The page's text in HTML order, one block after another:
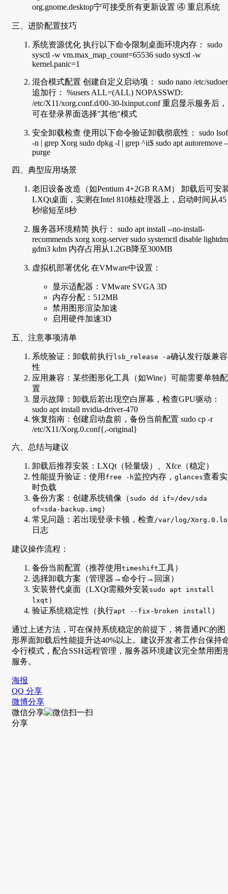
org.gnome.desktop宁可接受所有更新设置 ④ 重启系统
三、进阶配置技巧
系统资源优化 执行以下命令限制桌面环境内存： sudo
sysctl -w vm.max_map_count=65536 sudo sysctl -w
kernel.panic=1
混合模式配置 创建自定义启动项： sudo nano /etc/
追加行： %users ALL=(ALL) NOPASSWD:
/etc/X11/xorg.conf.d/00-30-lxinput.conf 重启显示服务后，
可在登录界面选择"其他"模式
安全卸载检查 使用以下命令验证卸载彻底性： sudo lsof
-n | grep Xorg sudo dpkg -l | grep ^ii$ sudo apt autoremove
purge
四、典型应用场景
老旧设备改造（如Pentium 4+2GB RAM） 卸载后可安
LXQt桌面，实测在Intel 810核处理器上，启动时间从45
秒缩短至8秒
服务器环境精简 执行： sudo apt install --no-install-
recommends xorg xorg-server sudo systemctl disable lightdm
gdm3 kdm 内存占用从1.2GB降至300MB
虚拟机部署优化 在VMware中设置：
显示适配器：VMware SVGA 3D
内存分配：512MB
禁用图形渲染加速
启用硬件加速3D
五、注意事项清单
系统验证：卸载前执行lsb_release -a确认发行版兼容
性
应用兼容：某些图形化工具（如Wine）可能需要单独配
置
显示故障：卸载后若出现空白屏幕，检查GPU驱动：
sudo apt install nvidia-driver-470
恢复指南：创建启动盘前，备份当前配置 sudo cp -r
/etc/X11/Xorg.0.conf{,-original}
六、总结与建议
卸载后推荐安装：LXQt（轻量级）、Xfce（稳定）
性能提升验证：使用 free -h监控内存， glances查看实
时负载
备份方案：创建系统镜像（ sudo dd if=/dev/sda
of=sda-backup.img ）
常见问题：若出现登录卡顿，检查/var/log/
日志
建议操作流程：
备份当前配置（推荐使用 timeshift工具）
选择卸载方案（管理器→命令行→回滚）
安装替代桌面（LXQt需额外安装sudo apt install
lxqt ）
验证系统稳定性（执行apt --fix-broken install ）
通过上述方法，可在保持系统稳定的前提下，将普通PC的图
形界面卸载后性能提升达40%以上。建议开发者工作台保持
令行模式，配合SSH远程管理，服务器环境建议完全禁用图
服务。
海报
QQ 分享
微博分享
微信分享
分享